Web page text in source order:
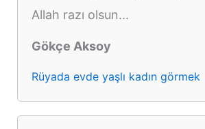
Allah razı olsun...
Gökçe Aksoy
Rüyada evde yaşlı kadın görmek